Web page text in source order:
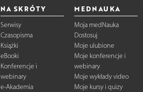
NA SKRÓTY
Serwisy
Czasopisma
Książki
eBooki
Konferencje i
webinary
e-Akademia
MEDNAUKA
Moja medNauka
Dostosuj
Moje ulubione
Moje konferencje i
webinary
Moje wykłady video
Moje kursy i quizy